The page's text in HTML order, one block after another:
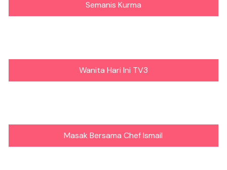
Semanis Kurma
Wanita Hari Ini TV3
Masak Bersama Chef Ismail